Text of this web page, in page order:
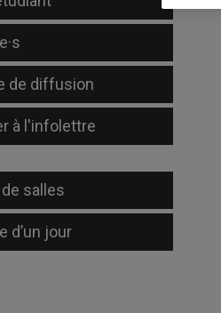
de diffusion
à l'infolettre
salles
d’un jour